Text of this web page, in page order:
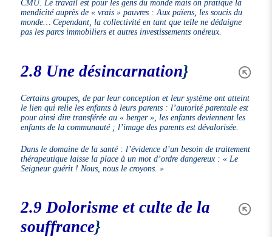
CMU. Le travail est pour les gens du monde mais on pratique la
mendicité auprès de « vrais » pauvres : Aux païens, les soucis du
monde… Cependant, la collectivité en tant que telle ne dédaigne
pas les parcs immobiliers et autres investissements onéreux.
2.8 Une désincarnation}
Certains groupes, de par leur conception et leur système ont atteint
le lien qui relie les enfants à leurs parents : l’autorité parentale est
pour ainsi dire transférée au « berger », les enfants deviennent les
enfants de la communauté ; l’image des parents est dévalorisée.
Dans le domaine de la santé : l’évidence d’un besoin de traitement
thérapeutique laisse la place à un mot d’ordre dangereux :« Le
Seigneur guérit ! Nous, nous le croyons. »
2.9 Dolorisme et culte de la
souffrance}